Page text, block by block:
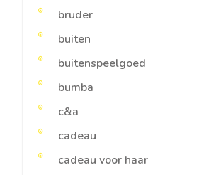
bruder
buiten
buitenspeelgoed
bumba
c&a
cadeau
cadeau voor haar